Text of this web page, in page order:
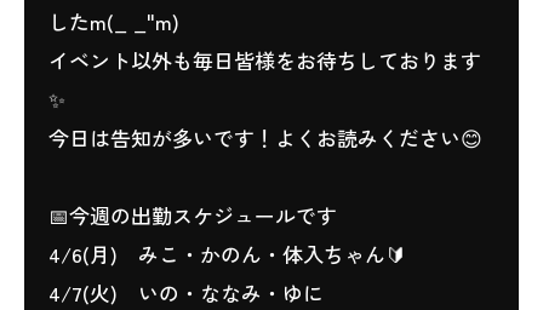
したm(_ _"m)
イベント以外も毎日皆様をお待ちしております
✨
今日は告知が多いです！よくお読みください😊
📅今週の出勤スケジュールです
4/6(月) みこ・かのん・体入ちゃん🔰
4/7(火) いの・ななみ・ゆに